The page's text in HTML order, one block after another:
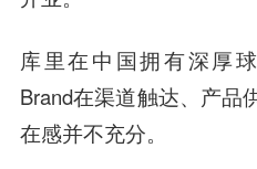
库里在中国拥有深厚
Brand在渠道触达、产品
在感并不充分。